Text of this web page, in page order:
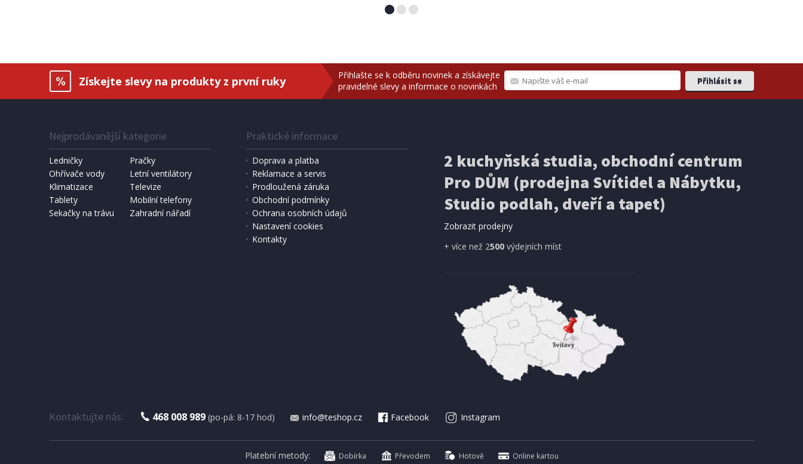
2 - 3 TÝDNY
2 835 Kč Přidat do košíku 3 170 Kč Přidat do košíku
Halmar VIGO 180 latté mat/ latté
2 - 3 TÝDNY
Získejte slevy na produkty z první ruky
Přihlašte se k odběru novinek a získávejte
pravidelné slevy a informace o novinkách
Nejprodávanější kategorie
Ledničky
Pračky
Ohřívače vody
Letní ventilátory
Klimatizace
Televize
Tablety
Mobilní telefony
Sekačky na trávu
Zahradní nářadí
Praktické informace
Doprava a platba
Reklamace a servis
Prodloužená záruka
Obchodní podmínky
Ochrana osobních údajů
Nastavení cookies
Kontakty
2 kuchyňská studia, obchodní centrum
Pro DŮM (prodejna Svítidel a Nábytku,
Studio podlah, dveří a tapet)
Zobrazit prodejny
+ více než 2500výdejních míst
Kontaktujte nás: 468 008 989 (po-pá: 8-17 hod) info@teshop.cz Facebook Instagram
Platební metody: Dobírka Převodem Hotově Online kartou